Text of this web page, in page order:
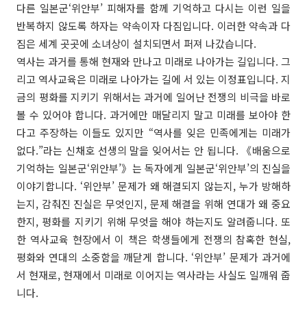
다른 일본군‘위안부’ 피해자를 함께 기억하고 다시는 이런 일을
반복하지 않도록 하자는 약속이자 다짐입니다. 이러한 약속과 다
짐은 세계 곳곳에 소녀상이 설치되면서 퍼져 나갔습니다.
역사는 과거를 통해 현재와 만나고 미래로 나아가는 길입니다. 그
리고 역사교육은 미래로 나아가는 길에 서 있는 이정표입니다. 지
금의 평화를 지키기 위해서는 과거에 일어난 전쟁의 비극을 바로
볼 수 있어야 합니다. 과거에만 매달리지 말고 미래를 보아야 한
다고 주장하는 이들도 있지만 “역사를 잊은 민족에게는 미래가
없다.”라는 신채호 선생의 말을 잊어서는 안 됩니다. 《배움으로
기억하는 일본군‘위안부’》는 독자에게 일본군‘위안부’의 진실을
이야기합니다. ‘위안부’ 문제가 왜 해결되지 않는지, 누가 방해하
는지, 감춰진 진실은 무엇인지, 문제 해결을 위해 연대가 왜 중요
한지, 평화를 지키기 위해 무엇을 해야 하는지도 알려줍니다. 또
한 역사교육 현장에서 이 책은 학생들에게 전쟁의 참혹한 현실,
평화와 연대의 소중함을 깨닫게 합니다. ‘위안부’ 문제가 과거에
서 현재로, 현재에서 미래로 이어지는 역사라는 사실도 일깨워 줍
니다.